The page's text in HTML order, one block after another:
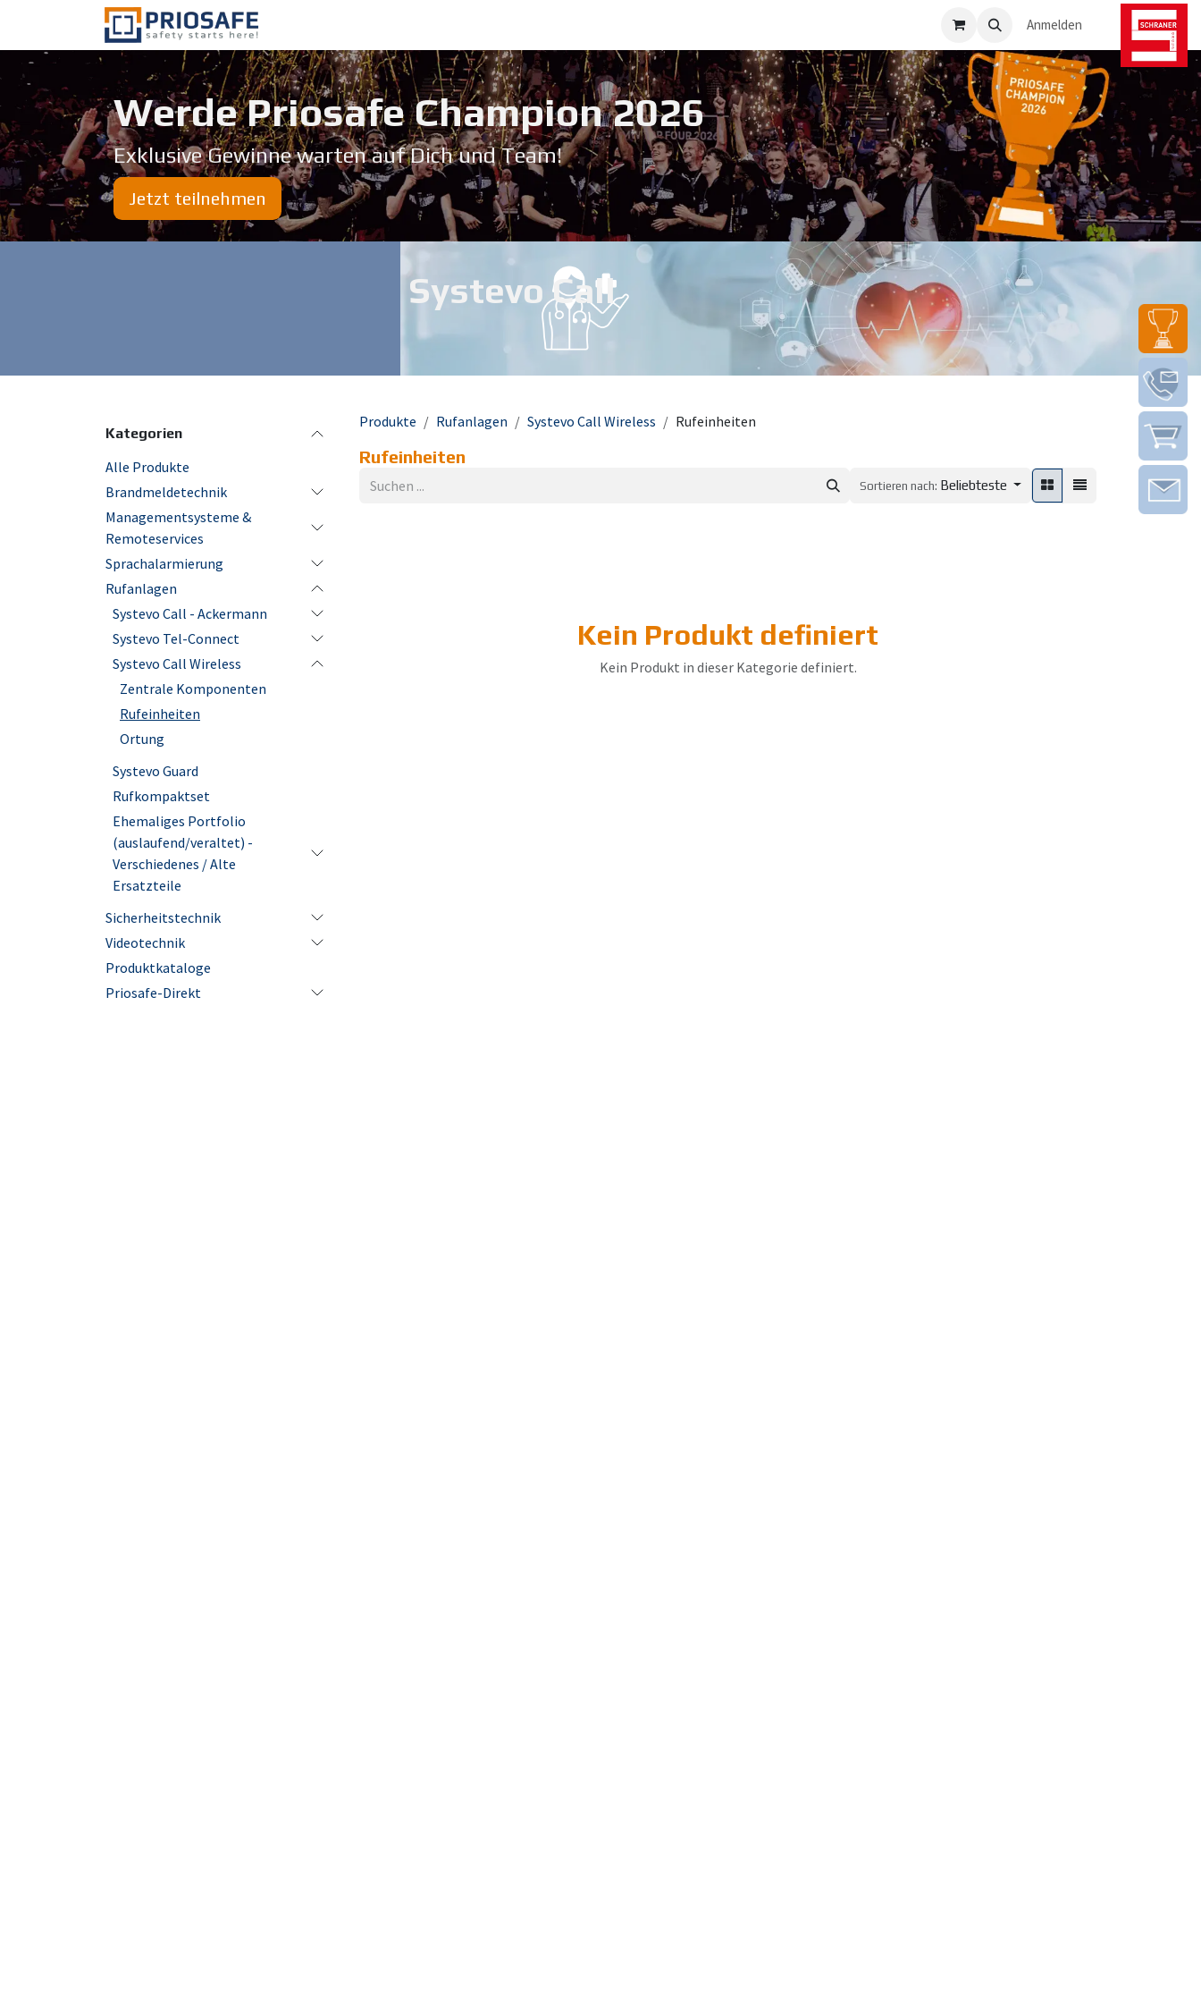
Zum Inhalt springen
Anmelden
Jetzt teilnehmen
Werde Priosafe Champion 20​26
Exklusive Gewinne warten auf Dich und Team!
Systevo Call
Kategorien
Alle Produkte
Brandmeldetechnik
Managementsysteme &
Remoteservices
Sprachalarmierung
Rufanlagen
Systevo Call - Ackermann
Systevo Tel-Connect
Systevo Call Wireless
Zentrale Komponenten
Rufeinheiten
Ortung
Systevo Guard
Rufkompaktset
Ehemaliges Portfolio
(auslaufend/veraltet) -
Verschiedenes / Alte
Ersatzteile
Sicherheitstechnik
Videotechnik
Produktkataloge
Priosafe-Direkt
Produkte Rufanlagen Systevo Call Wireless Rufeinheiten
Rufeinheiten
Sortieren nach: Beliebteste
Kein Produkt definiert
Kein Produkt in dieser Kategorie definiert.